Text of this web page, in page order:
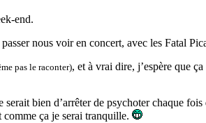
end.
nous voir en concert, avec les Fatal
pas le raconter), et à vrai dire, j’espère que
bien d’arrêter de psychoter chaque fois
ça je serai tranquille.